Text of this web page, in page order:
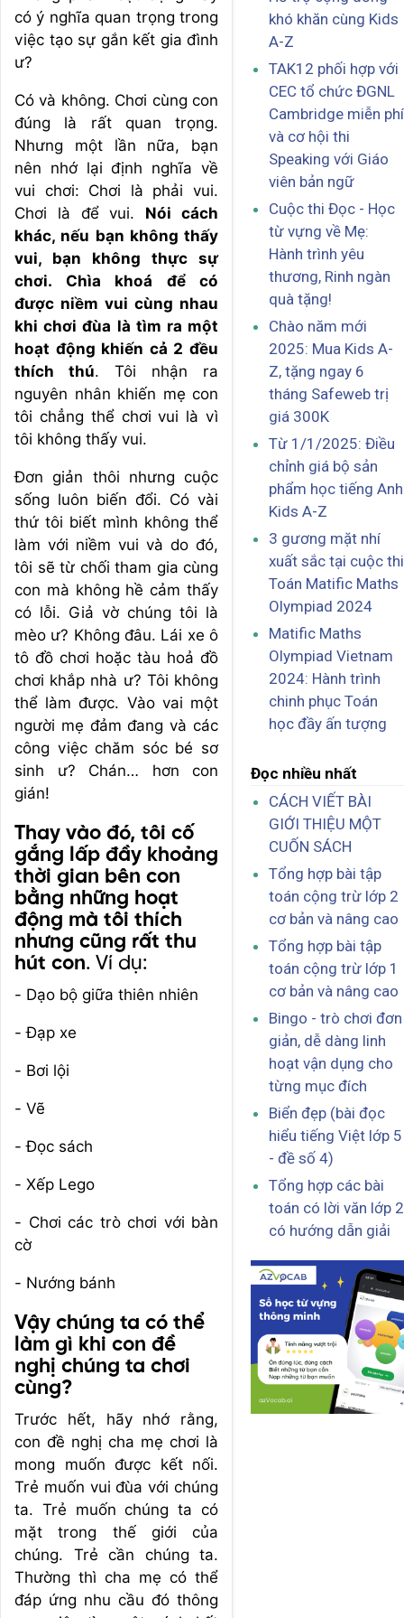
có ý nghĩa quan trọng trong
việc tạo sự gắn kết gia đình
ư?
Có và không. Chơi cùng con
đúng là rất quan trọng.
Nhưng một lần nữa, bạn
nên nhớ lại định nghĩa về
vui chơi: Chơi là phải vui.
Chơi là để vui. Nói cách
khác, nếu bạn không thấy
vui, bạn không thực sự
chơi. Chìa khoá để có
được niềm vui cùng nhau
khi chơi đùa là tìm ra một
hoạt động khiến cả 2 đều
thích thú. Tôi nhận ra
nguyên nhân khiến mẹ con
tôi chẳng thể chơi vui là vì
tôi không thấy vui.
Đơn giản thôi nhưng cuộc
sống luôn biến đổi. Có vài
thứ tôi biết mình không thể
làm với niềm vui và do đó,
tôi sẽ từ chối tham gia cùng
con mà không hề cảm thấy
có lỗi. Giả vờ chúng tôi là
mèo ư? Không đâu. Lái xe ô
tô đồ chơi hoặc tàu hoả đồ
chơi khắp nhà ư? Tôi không
thể làm được. Vào vai một
người mẹ đảm đang và các
công việc chăm sóc bé sơ
sinh ư? Chán… hơn con
gián!
Thay vào đó, tôi cố
gắng lấp đầy khoảng
thời gian bên con
bằng những hoạt
động mà tôi thích
nhưng cũng rất thu
hút con. Ví dụ:
- Dạo bộ giữa thiên nhiên
- Đạp xe
- Bơi lội
- Vẽ
- Đọc sách
- Xếp Lego
- Chơi các trò chơi với bàn
cờ
- Nướng bánh
Vậy chúng ta có thể
làm gì khi con đề
nghị chúng ta chơi
cùng?
Trước hết, hãy nhớ rằng,
con đề nghị cha mẹ chơi là
mong muốn được kết nối.
Trẻ muốn vui đùa với chúng
ta. Trẻ muốn chúng ta có
mặt trong thế giới của
chúng. Trẻ cần chúng ta.
Thường thì cha mẹ có thể
đáp ứng nhu cầu đó thông
khó khăn cùng Kids
A-Z
TAK12 phối hợp với
CEC tổ chức ĐGNL
Cambridge miễn phí
và cơ hội thi
Speaking với Giáo
viên bản ngữ
Cuộc thi Đọc - Học
từ vựng về Mẹ:
Hành trình yêu
thương, Rinh ngàn
quà tặng!
Chào năm mới
2025: Mua Kids A-
Z, tặng ngay 6
tháng Safeweb trị
giá 300K
Từ 1/1/2025: Điều
chỉnh giá bộ sản
phẩm học tiếng Anh
Kids A-Z
3 gương mặt nhí
xuất sắc tại cuộc thi
Toán Matific Maths
Olympiad 2024
Matific Maths
Olympiad Vietnam
2024: Hành trình
chinh phục Toán
học đầy ấn tượng
Đọc nhiều nhất
CÁCH VIẾT BÀI
GIỚI THIỆU MỘT
CUỐN SÁCH
Tổng hợp bài tập
toán cộng trừ lớp 2
cơ bản và nâng cao
Tổng hợp bài tập
toán cộng trừ lớp 1
cơ bản và nâng cao
Bingo - trò chơi đơn
giản, dễ dàng linh
hoạt vận dụng cho
từng mục đích
Biển đẹp (bài đọc
hiểu tiếng Việt lớp 5
- đề số 4)
Tổng hợp các bài
toán có lời văn lớp 2
có hướng dẫn giải